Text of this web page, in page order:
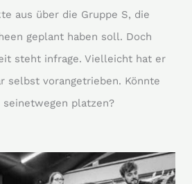
aus über die Gruppe S, die
geplant haben soll. Doch
steht infrage. Vielleicht hat er
selbst vorangetrieben. Könnte
platzen?